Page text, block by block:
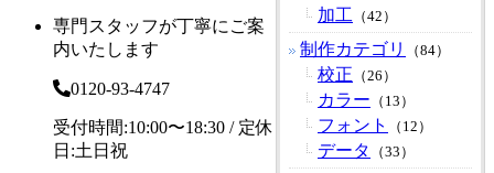
加工 （42）
制作カテゴリ （84）
校正 （26）
カラー （13）
フォント （12）
データ （33）
専門スタッフが丁寧にご案
内いたします
0120-93-4747
受付時間:10:00〜18:30 / 定休
日:土日祝